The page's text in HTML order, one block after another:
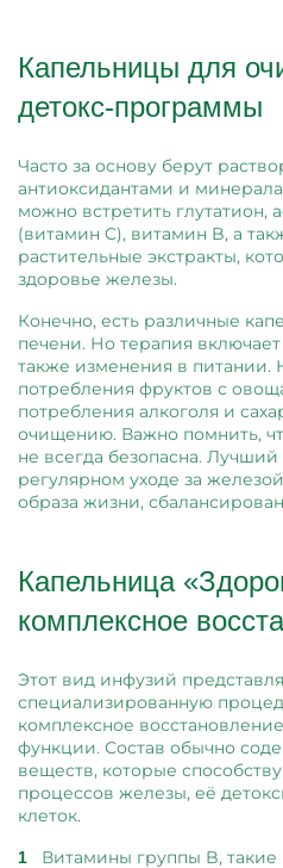
Капельницы для
детокс-программы
Часто за основу берут
антиоксидантами и
можно встретить глутатион,
(витамин C), витамин B, а
растительные экстракты,
здоровье железы.
Конечно, есть различные
печени. Но терапия
также изменения в
потребления фруктов с
потребления алкоголя и
очищению. Важно помнить,
не всегда безопасна. Лучший
регулярном уходе за
образа жизни,
Капельница
комплексное
Этот вид инфузий
специализированную
комплексное
функции. Состав обычно
веществ, которые
процессов железы, её
клеток.
Витамины группы B, такие